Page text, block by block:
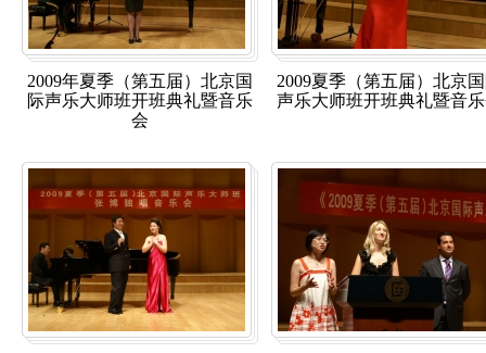
2009年夏季（第五届）北京国
际声乐大师班开班典礼暨音乐
会
2009夏季（第五届）北京
声乐大师班开班典礼暨音